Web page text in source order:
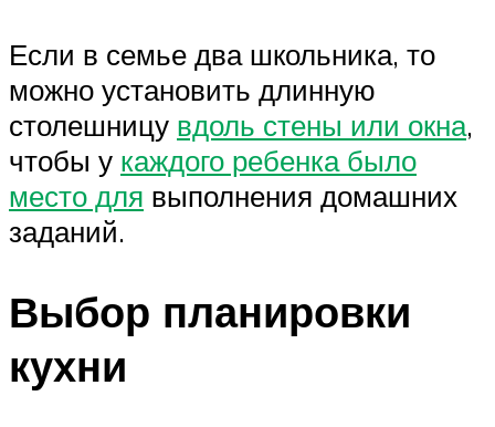
Если в семье два школьника, то
можно установить длинную
столешницу вдоль стены или окна,
чтобы у каждого ребенка было
место для выполнения домашних
заданий.
Выбор планировки
кухни